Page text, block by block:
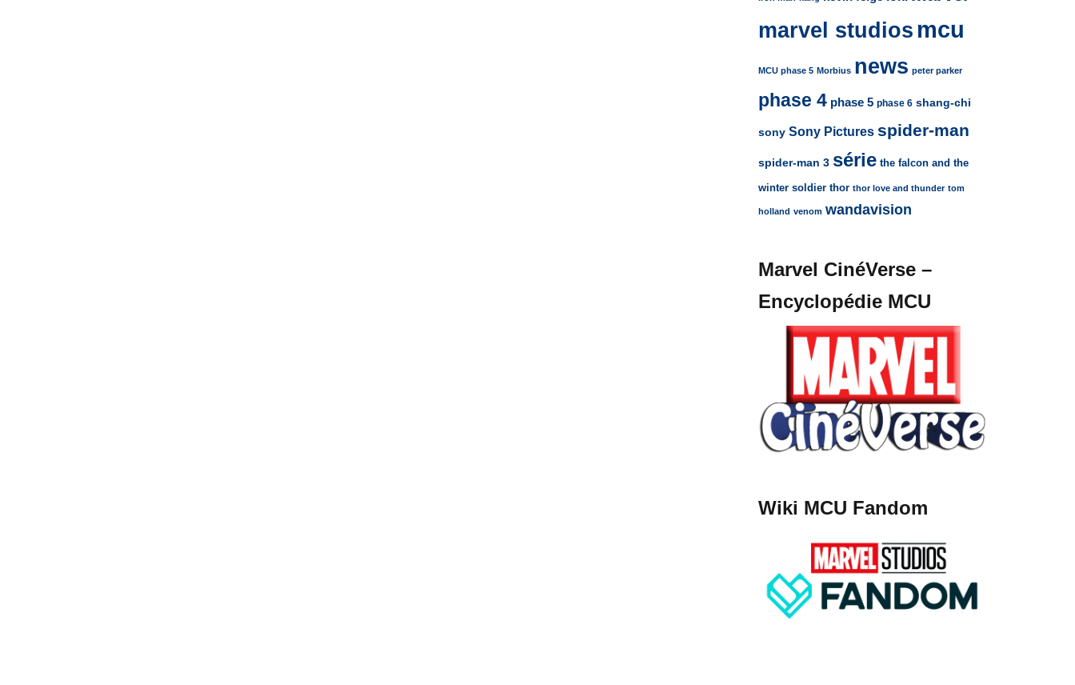
marvel studios mcu
MCU phase 5 Morbius news peter parker
phase 4 phase 5 phase 6 shang-chi
sony Sony Pictures spider-man
spider-man 3 série the falcon and the
winter soldier thor thor love and thunder tom
holland venom wandavision
Marvel CinéVerse –
Encyclopédie MCU
Wiki MCU Fandom